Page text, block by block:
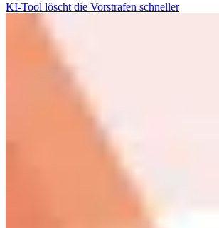
KI-Tool löscht die Vorstrafen schneller